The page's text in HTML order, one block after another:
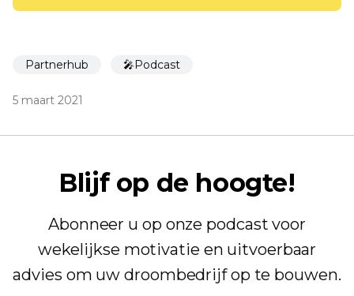
Partnerhub 🎤Podcast
5 maart 2021
Blijf op de hoogte!
Abonneer u op onze podcast voor
wekelijkse motivatie en uitvoerbaar
advies om uw droombedrijf op te bouwen.